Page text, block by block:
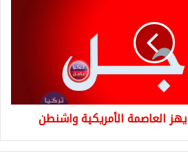
العاصمة الأمريكية واشنطن